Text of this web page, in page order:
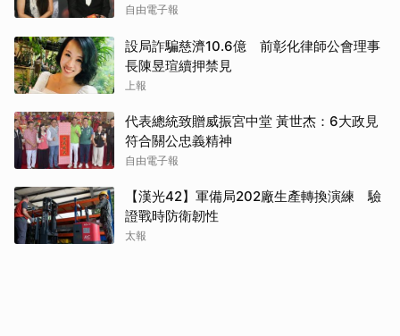
自由電子報
設局詐騙慈濟10.6億 前彰化律師公會理事
長陳昱瑄續押禁見
上報
代表總統致贈威振宮中堂 黃世杰：6大政見
符合關公忠義精神
自由電子報
【漢光42】軍備局202廠生產轉換演練 驗
證戰時防衛韌性
太報